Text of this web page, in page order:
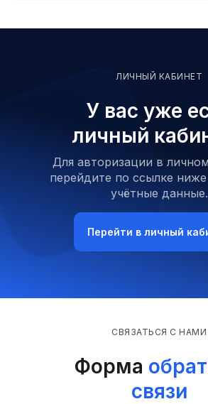
ЛИЧНЫЙ КАБИНЕТ
У вас уже
личный
Для авторизации в
перейдите по ссылке
учётные данные.
Перейти в личный
СВЯЗАТЬСЯ С НАМИ
Форма
связи